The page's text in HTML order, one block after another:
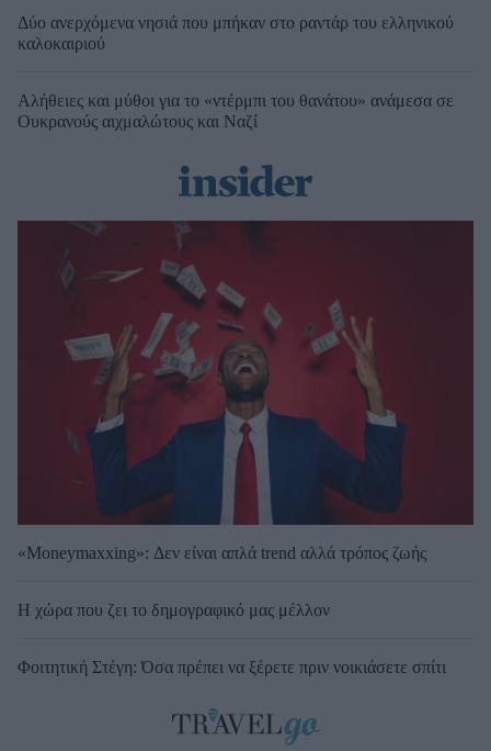
Δύο ανερχόμενα νησιά που μπήκαν στο ραντάρ του ελληνικού
καλοκαιριού
Αλήθειες και μύθοι για το «ντέρμπι του θανάτου» ανάμεσα σε
Ουκρανούς αιχμαλώτους και Ναζί
«Moneymaxxing»: Δεν είναι απλά trend αλλά τρόπος ζωής
Η χώρα που ζει το δημογραφικό μας μέλλον
Φοιτητική Στέγη: Όσα πρέπει να ξέρετε πριν νοικιάσετε σπίτι